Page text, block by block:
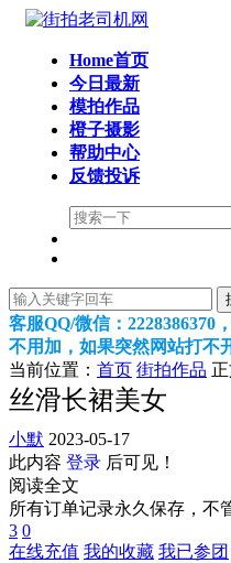
Home首页
今日最新
模拍作品
橙子摄影
帮助中心
反馈投诉
客服QQ/微信：2228386370
不用加，如果突然网站打不
当前位置： 首页 街拍作品
丝滑长裙美女
小默 2023-05-17
此内容 登录 后可见！
阅读全文
所有订单记录永久保存，不
3 0
在线充值 我的收藏 我已参团